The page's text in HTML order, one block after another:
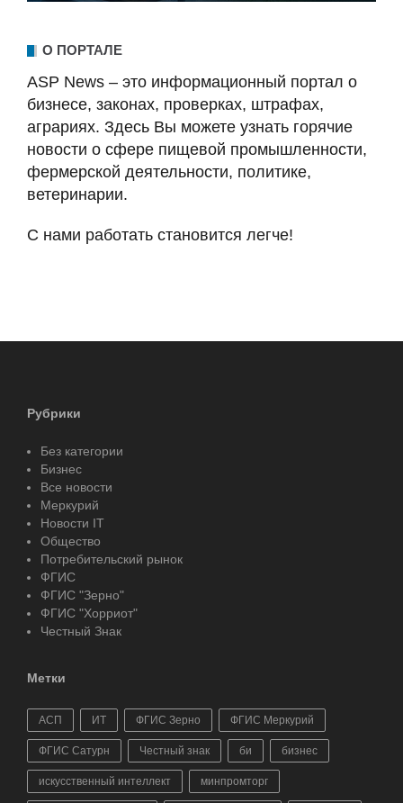
О ПОРТАЛЕ
ASP News – это информационный портал о
бизнесе, законах, проверках, штрафах,
аграриях. Здесь Вы можете узнать горячие
новости о сфере пищевой промышленности,
фермерской деятельности, политике,
ветеринарии.
С нами работать становится легче!
Рубрики
Без категории
Бизнес
Все новости
Меркурий
Новости IT
Общество
Потребительский рынок
ФГИС
ФГИС "Зерно"
ФГИС "Хорриот"
Честный Знак
Метки
АСП ИТ ФГИС Зерно ФГИС Меркурий
ФГИС Сатурн Честный знак би бизнес
искусственный интеллект минпромторг